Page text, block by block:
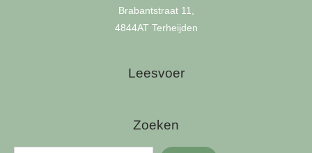
Brabantstraat 11,
4844AT Terheijden
Leesvoer
Zoeken